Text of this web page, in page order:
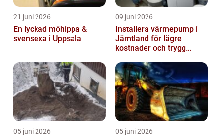
21 juni 2026
En lyckad möhippa &
svensexa i Uppsala
09 juni 2026
Installera värmepump i
Jämtland för lägre
kostnader och trygg
05 juni 2026 05 juni 2026